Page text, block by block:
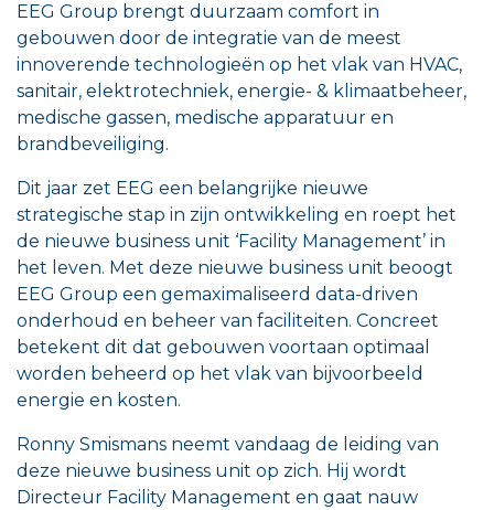
EEG Group brengt duurzaam comfort in
gebouwen door de integratie van de meest
innoverende technologieën op het vlak van HVAC,
sanitair, elektrotechniek, energie- & klimaatbeheer,
medische gassen, medische apparatuur en
brandbeveiliging.
Dit jaar zet EEG een belangrijke nieuwe
strategische stap in zijn ontwikkeling en roept het
de nieuwe business unit ‘Facility Management’ in
het leven. Met deze nieuwe business unit beoogt
EEG Group een gemaximaliseerd data-driven
onderhoud en beheer van faciliteiten. Concreet
betekent dit dat gebouwen voortaan optimaal
worden beheerd op het vlak van bijvoorbeeld
energie en kosten.
Ronny Smismans neemt vandaag de leiding van
deze nieuwe business unit op zich. Hij wordt
Directeur Facility Management en gaat nauw